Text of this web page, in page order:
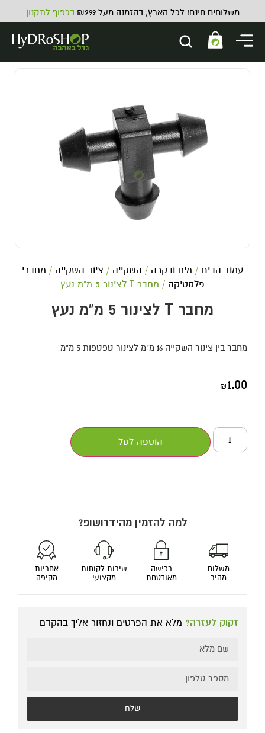
משלוחים חינם! לכל הארץ, בהזמנה מעל ₪299 בכפוף לתקנון
עמוד הבית / מים ובקרה / השקייה / ציוד השקייה / מחברי
פלסטיקה / מחבר T לצינור 5 מ"מ נעץ
מחבר T לצינור 5 מ"מ נעץ
מחבר בין צינור השקייה 16 מ"מ לצינור טפטפות 5 מ"מ
₪1.00
הוספה לסל
למה להזמין מהידרושופ?
משלוח
מהיר
רכישה
מאובטחת
שירות לקוחות
מקצועי
אחריות
מקיפה
זקוק לעזרה? מלא את הפרטים ונחזור אליך בהקדם
שלח
צינור גינה ירוק מקצועי
+
ADD